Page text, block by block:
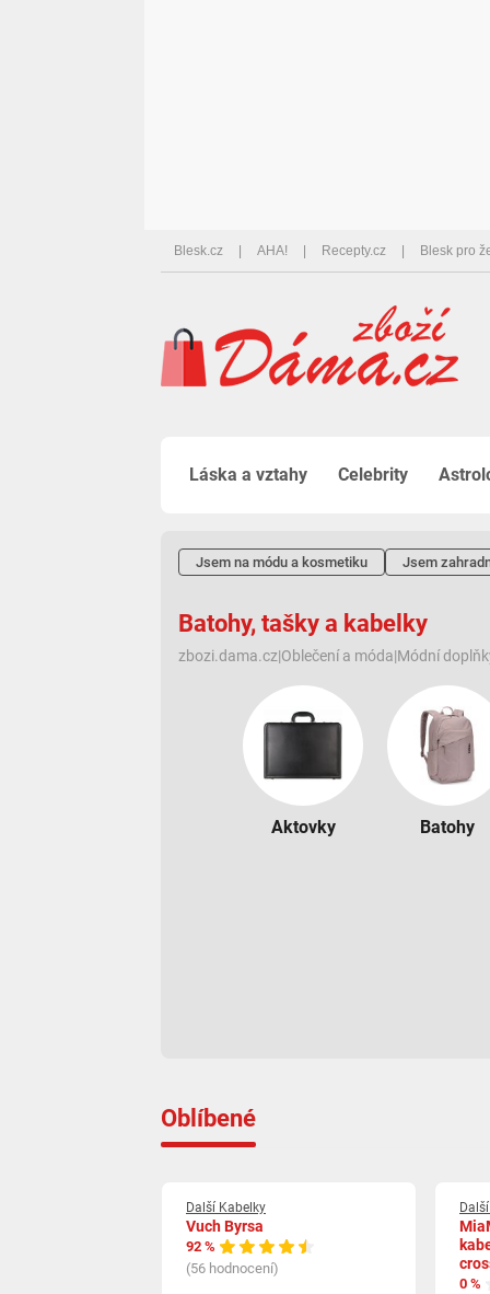
Blesk.cz AHA! Recepty.cz Blesk pro
Láska a vztahy Celebrity
Jsem na módu a kosmetiku Jsem
Batohy, tašky a kabelky
zbozi.dama.cz|Oblečení a móda|Módní
Aktovky Batohy
Oblíbené
Další Kabelky
Vuch Byrsa
92 %
(56 hodnocení)
0 %